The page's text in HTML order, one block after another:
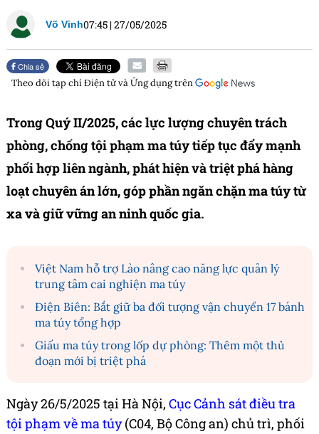
Võ Vinh07:45 |27/05/2025
Chia sẻ
Theo dõi tạp chíĐiện tử và Ứng dụngtrên
Trong Quý II/2025, các lực lượng chuyên trách
phòng, chống tội phạm ma túy tiếp tục đẩy mạnh
phối hợp liên ngành, phát hiện và triệt phá hàng
loạt chuyên án lớn, góp phần ngăn chặn ma túy từ
xa và giữ vững an ninh quốc gia.
Việt Nam hỗ trợ Lào nâng cao năng lực quản lý
trung tâm cai nghiện ma túy
Điện Biên: Bắt giữ ba đối tượng vận chuyển 17 bánh
ma túy tổng hợp
Giấu ma túy trong lốp dự phòng: Thêm một thủ
đoạn mới bị triệt phá
Ngày 26/5/2025 tại Hà Nội, Cục Cảnh sát điều tra
tội phạm về ma túy(C04, Bộ Công an) chủ trì, phối